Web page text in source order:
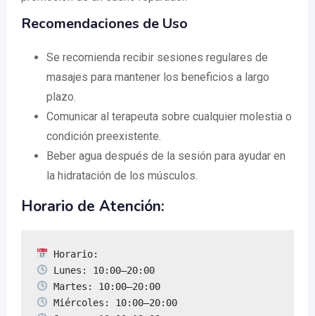
Recomendaciones de Uso
Se recomienda recibir sesiones regulares de
masajes para mantener los beneficios a largo
plazo.
Comunicar al terapeuta sobre cualquier molestia o
condición preexistente.
Beber agua después de la sesión para ayudar en
la hidratación de los músculos.
Horario de Atención: